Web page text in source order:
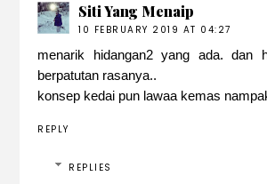
Siti Yang Menaip
10 FEBRUARY 2019 AT 04:27
menarik hidangan2 yang ada. dan
berpatutan rasanya..
konsep kedai pun lawaa kemas
REPLY
REPLIES